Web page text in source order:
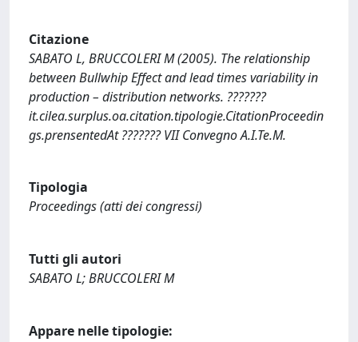
Citazione
SABATO L, BRUCCOLERI M (2005). The relationship
between Bullwhip Effect and lead times variability in
production – distribution networks. ???????
it.cilea.surplus.oa.citation.tipologie.CitationProceedin
gs.prensentedAt ??????? VII Convegno A.I.Te.M.
Tipologia
Proceedings (atti dei congressi)
Tutti gli autori
SABATO L; BRUCCOLERI M
Appare nelle tipologie: